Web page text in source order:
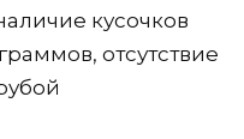
кусочков
отсутствие